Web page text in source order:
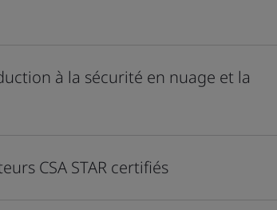
à la sécurité en nuage et la
CSA STAR certifiés